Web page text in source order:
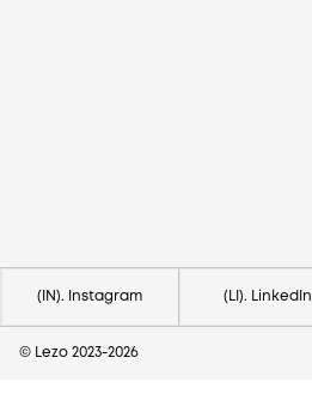
(IN). Instagram (LI). LinkedIn
© Lezo 2023-2026